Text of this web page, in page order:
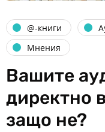
@-книги
Мнения
Вашите
директно
защо не?